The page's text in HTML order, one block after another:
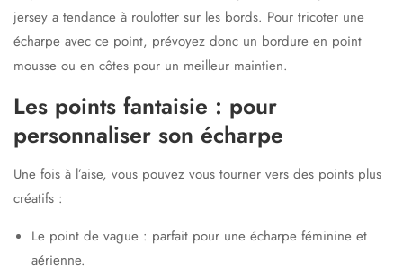
jersey a tendance à roulotter sur les bords. Pour tricoter une
écharpe avec ce point, prévoyez donc un bordure en point
mousse ou en côtes pour un meilleur maintien.
Les points fantaisie : pour
personnaliser son écharpe
Une fois à l’aise, vous pouvez vous tourner vers des points plus
créatifs :
Le point de vague : parfait pour une écharpe féminine et
aérienne.